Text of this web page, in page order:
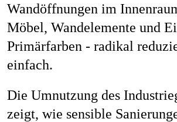
Wandöffnungen im
Möbel, Wandelemente und
Primärfarben - radikal
einfach.
Die Umnutzung des
zeigt, wie sensible